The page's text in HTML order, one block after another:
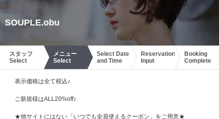
SOUPLE.obu
スタッフ
Select
メニュー
Select
Select Date
and Time
Reservation
Input
Booking
Complete
表示価格は全て税込♪
ご新規様はALL20%off♪
★他サイトにはない「いつでも全員使えるクーポン」をご用意★